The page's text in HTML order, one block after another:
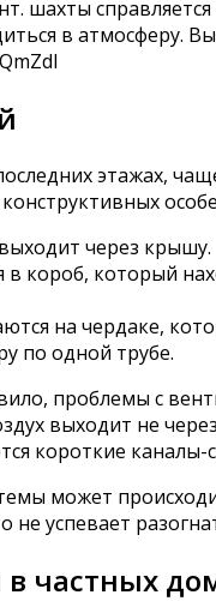
шахты
в атмосферу.
этажах,
через крышу.
короб, который
на чердаке,
по одной трубе.
проблемы с
выходит не
короткие каналы-
может
успевает
частных